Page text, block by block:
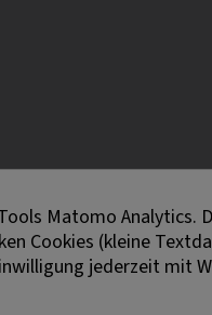
Matomo Analytics.
Cookies (kleine
jederzeit mit